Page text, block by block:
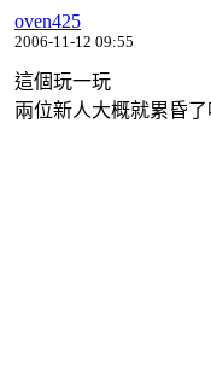
oven425
2006-11-12 09:55
這個玩一玩
兩位新人大概就累昏了